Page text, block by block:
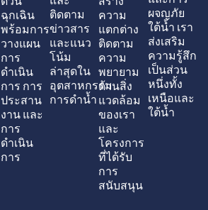
ฉุกเฉิน
พร้อมการ
วางแผน
การ
ดำเนิน
การ การ
ประสาน
งาน และ
การ
ดำเนิน
การ
ติดตาม
ข่าวสาร
และแนว
โน้ม
ล่าสุดใน
อุตสาหกรรม
การดำน้ำ
ความ
แตกต่าง
ติดตาม
ความ
พยายาม
ด้านสิ่ง
แวดล้อม
ของเรา
และ
โครงการ
ที่ได้รับ
การ
สนับสนุน
ผจญภัย
ใต้น้ำ เรา
ส่งเสริม
ความรู้สึก
เป็นส่วน
หนึ่งทั้ง
เหนือและ
ใต้น้ำ